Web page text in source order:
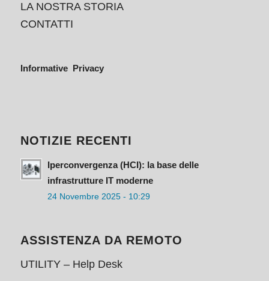
LA NOSTRA STORIA
CONTATTI
Informative Privacy
NOTIZIE RECENTI
Iperconvergenza (HCI): la base delle
infrastrutture IT moderne
24 Novembre 2025 - 10:29
ASSISTENZA DA REMOTO
UTILITY – Help Desk